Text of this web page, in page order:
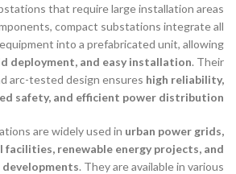
that require large installation areas
compact substations integrate all
into a prefabricated unit, allowing
deployment, and easy installation. Their
arc-tested design ensures high reliability,
safety, and efficient power distribution
are widely used in urban power grids,
facilities, renewable energy projects, and
. They are available in various